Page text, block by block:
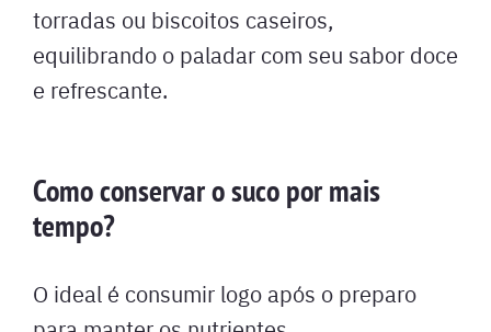
torradas ou biscoitos caseiros,
equilibrando o paladar com seu sabor doce
e refrescante.
Como conservar o suco por mais
tempo?
O ideal é consumir logo após o preparo